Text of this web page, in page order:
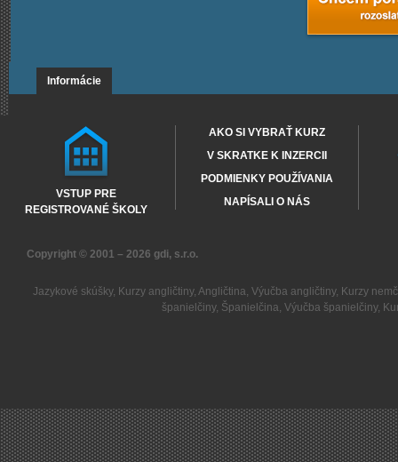
Informácie
VSTUP PRE
REGISTROVANÉ ŠKOLY
AKO SI VYBRAŤ KURZ
V SKRATKE K INZERCII
PODMIENKY POUŽÍVANIA
NAPÍSALI O NÁS
Copyright © 2001 – 2026 gdi, s.r.o.
Jazykové skúšky, Kurzy angličtiny, Angličtina, Výučba angličtiny, Kurzy
španielčiny, Španielčina, Výučba španielčiny,